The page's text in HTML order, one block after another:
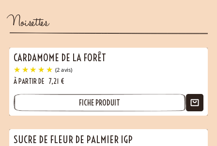
Noisettes
CARDAMOME DE LA FORÊT
À PARTIR DE 7,21 €
FICHE PRODUIT
SUCRE DE FLEUR DE PALMIER IGP